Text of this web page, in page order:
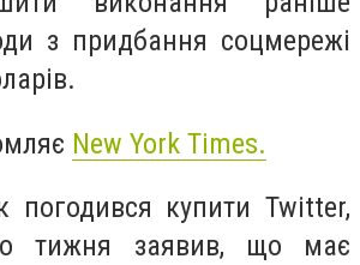
з придбання соцмережі
New York Times.
погодився купити Twitter,
тижня заявив, що має